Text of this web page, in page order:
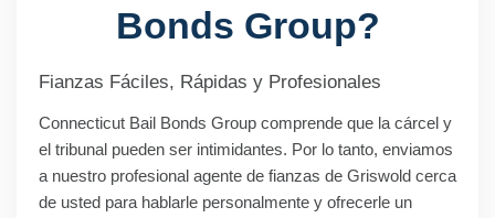
Bonds Group?
Fianzas Fáciles, Rápidas y Profesionales
Connecticut Bail Bonds Group comprende que la cárcel y
el tribunal pueden ser intimidantes. Por lo tanto, enviamos
a nuestro profesional agente de fianzas de Griswold cerca
de usted para hablarle personalmente y ofrecerle un